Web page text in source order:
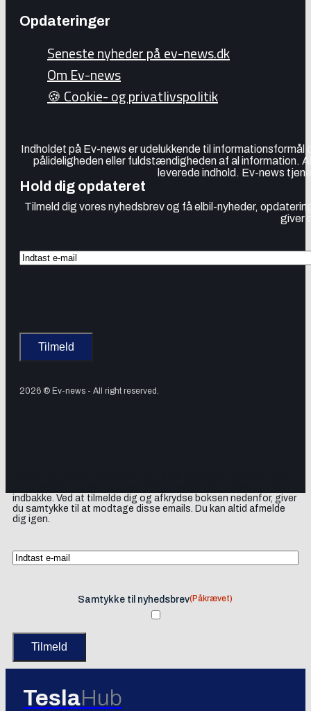
Opdateringer
Seneste nyheder på ev-news.dk
Om Ev-news
🍪 Cookie- og privatlivspolitik
Indholdet på Ev-news er udelukkende til
pålideligheden eller fuldstændigheden af al information.
leverede indhold. Ev-news
Hold dig opdateret
Tilmeld dig vores nyhedsbrev og få elbil-nyheder,
giver
2026 © Ev-news - All right reserved.
indbakke. Ved at tilmelde dig og afkrydse boksen nedenfor, giver
du samtykke til at modtage disse emails. Du kan altid afmelde
dig igen.
Samtykke til nyhedsbrev(Påkrævet)
TeslaHub